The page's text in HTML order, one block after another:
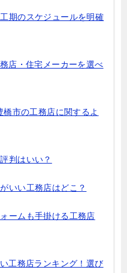
期のスケジュールを明確
店・住宅メーカーを選べ
橋市の工務店に関するよ
判はいい？
いい工務店はどこ？
ームも手掛ける工務店
工務店ランキング！選び